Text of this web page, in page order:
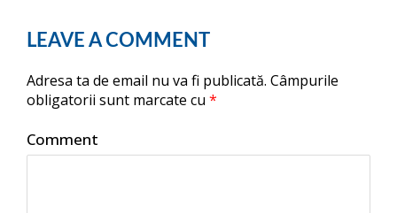
LEAVE A COMMENT
Adresa ta de email nu va fi publicată. Câmpurile
obligatorii sunt marcate cu *
Comment